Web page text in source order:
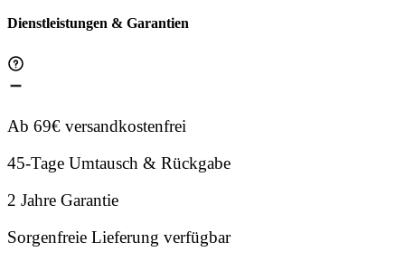
Dienstleistungen & Garantien
Ab 69€ versandkostenfrei
45-Tage Umtausch & Rückgabe
2 Jahre Garantie
Sorgenfreie Lieferung verfügbar